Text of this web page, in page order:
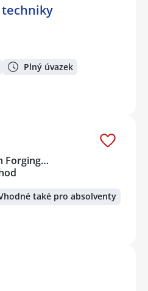
Plný úvazek
Forging…
také pro absolventy